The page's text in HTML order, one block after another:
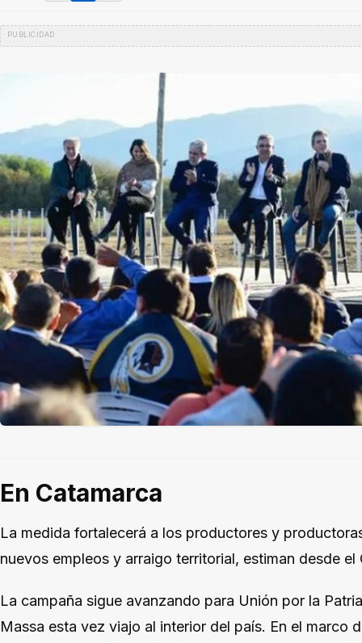
En Catamarca
La medida fortalecerá a los productores y
nuevos empleos y arraigo territorial, estiman desde el
La campaña sigue avanzando para Unión por la
Massa esta vez viajo al interior del país. En el marco